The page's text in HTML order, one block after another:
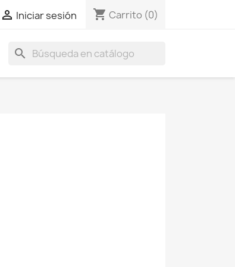
 Iniciar sesión shopping_cart Carrito (0)
search